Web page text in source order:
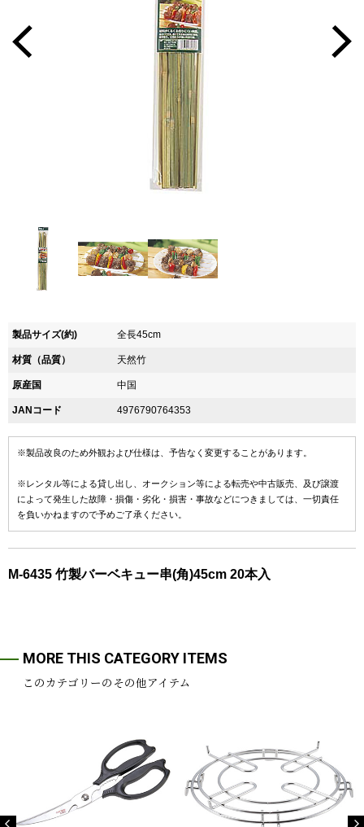
製品サイズ(約) 全長45cm
材質（品質） 天然竹
原産国 中国
JANコード 4976790764353
※製品改良のため外観および仕様は、予告なく変更することがあります。
※レンタル等による貸し出し、オークション等による転売や中古販売、及び譲渡
によって発生した故障・損傷・劣化・損害・事故などにつきましては、一切責任
を負いかねますので予めご了承ください。
M-6435 竹製バーベキュー串(角)45cm 20本入
MORE THIS CATEGORY ITEMS
このカテゴリーのその他アイテム